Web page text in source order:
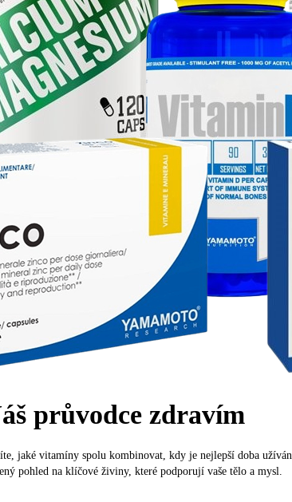
průvodce zdravím
jaké vitamíny spolu kombinovat, kdy je nejlepší doba
pohled na klíčové živiny, které podporují vaše tělo a mysl.
KAPSLÍ
989 Kč